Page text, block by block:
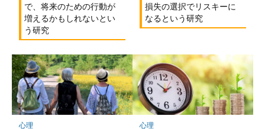
で、将来のための行動が
増えるかもしれないとい
う研究
損失の選択でリスキーに
なるという研究
心理 心理